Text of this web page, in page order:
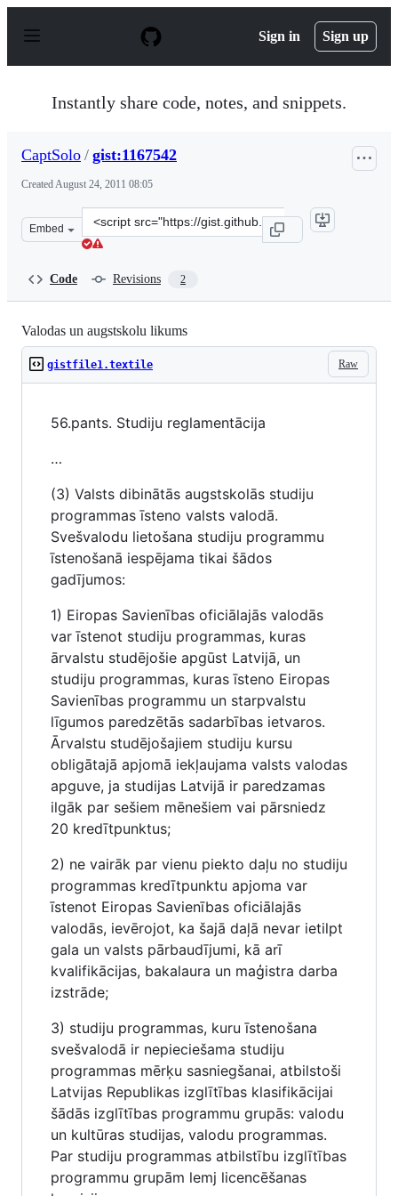
p
Sign in Sign up
Instantly share code, notes, and snippets.
CaptSolo / gist:1167542
CreatedAugust 24, 2011 08:05
Embed
Clone
this
Code Revisions 2
Valodas un augstskolu likums
Raw
gistfile1.textile
56.pants. Studiju reglamentācija
…
(3) Valsts dibinātās augstskolās studiju
programmas īsteno valsts valodā.
Svešvalodu lietošana studiju programmu
īstenošanā iespējama tikai šādos
gadījumos:
1) Eiropas Savienības oficiālajās valodās
var īstenot studiju programmas, kuras
ārvalstu studējošie apgūst Latvijā, un
studiju programmas, kuras īsteno Eiropas
Savienības programmu un starpvalstu
līgumos paredzētās sadarbības ietvaros.
Ārvalstu studējošajiem studiju kursu
obligātajā apjomā iekļaujama valsts valodas
apguve, ja studijas Latvijā ir paredzamas
ilgāk par sešiem mēnešiem vai pārsniedz
20 kredītpunktus;
2) ne vairāk par vienu piekto daļu no studiju
programmas kredītpunktu apjoma var
īstenot Eiropas Savienības oficiālajās
valodās, ievērojot, ka šajā daļā nevar ietilpt
gala un valsts pārbaudījumi, kā arī
kvalifikācijas, bakalaura un maģistra darba
izstrāde;
3) studiju programmas, kuru īstenošana
svešvalodā ir nepieciešama studiju
programmas mērķu sasniegšanai, atbilstoši
Latvijas Republikas izglītības klasifikācijai
šādās izglītības programmu grupās: valodu
un kultūras studijas, valodu programmas.
Par studiju programmas atbilstību izglītības
programmu grupām lemj licencēšanas